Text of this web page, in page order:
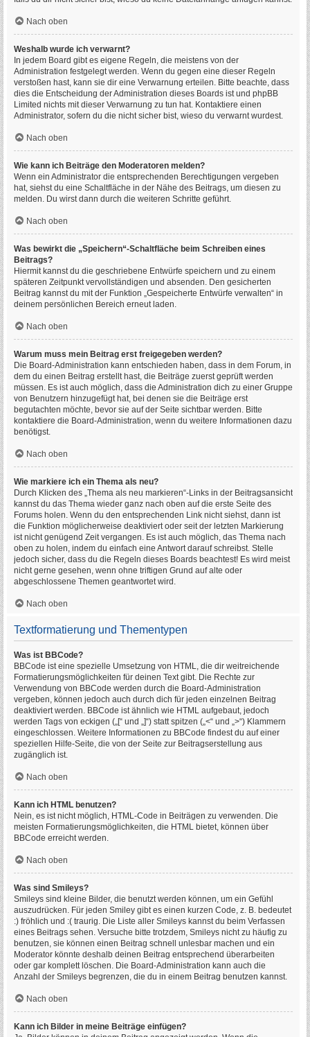
Nach oben
Weshalb wurde ich verwarnt?
In jedem Board gibt es eigene Regeln, die meistens von der
Administration festgelegt werden. Wenn du gegen eine dieser Regeln
verstoßen hast, kann sie dir eine Verwarnung erteilen. Bitte beachte, dass
dies die Entscheidung der Administration dieses Boards ist und phpBB
Limited nichts mit dieser Verwarnung zu tun hat. Kontaktiere einen
Administrator, sofern du die nicht sicher bist, wieso du verwarnt wurdest.
Nach oben
Wie kann ich Beiträge den Moderatoren melden?
Wenn ein Administrator die entsprechenden Berechtigungen vergeben
hat, siehst du eine Schaltfläche in der Nähe des Beitrags, um diesen zu
melden. Du wirst dann durch die weiteren Schritte geführt.
Nach oben
Was bewirkt die „Speichern“-Schaltfläche beim Schreiben eines
Beitrags?
Hiermit kannst du die geschriebene Entwürfe speichern und zu einem
späteren Zeitpunkt vervollständigen und absenden. Den gesicherten
Beitrag kannst du mit der Funktion „Gespeicherte Entwürfe verwalten“ in
deinem persönlichen Bereich erneut laden.
Nach oben
Warum muss mein Beitrag erst freigegeben werden?
Die Board-Administration kann entschieden haben, dass in dem Forum, in
dem du einen Beitrag erstellt hast, die Beiträge zuerst geprüft werden
müssen. Es ist auch möglich, dass die Administration dich zu einer Gruppe
von Benutzern hinzugefügt hat, bei denen sie die Beiträge erst
begutachten möchte, bevor sie auf der Seite sichtbar werden. Bitte
kontaktiere die Board-Administration, wenn du weitere Informationen dazu
benötigst.
Nach oben
Wie markiere ich ein Thema als neu?
Durch Klicken des „Thema als neu markieren“-Links in der Beitragsansicht
kannst du das Thema wieder ganz nach oben auf die erste Seite des
Forums holen. Wenn du den entsprechenden Link nicht siehst, dann ist
die Funktion möglicherweise deaktiviert oder seit der letzten Markierung
ist nicht genügend Zeit vergangen. Es ist auch möglich, das Thema nach
oben zu holen, indem du einfach eine Antwort darauf schreibst. Stelle
jedoch sicher, dass du die Regeln dieses Boards beachtest! Es wird meist
nicht gerne gesehen, wenn ohne triftigen Grund auf alte oder
abgeschlossene Themen geantwortet wird.
Nach oben
Textformatierung und Thementypen
Was ist BBCode?
BBCode ist eine spezielle Umsetzung von HTML, die dir weitreichende
Formatierungsmöglichkeiten für deinen Text gibt. Die Rechte zur
Verwendung von BBCode werden durch die Board-Administration
vergeben, können jedoch auch durch dich für jeden einzelnen Beitrag
deaktiviert werden. BBCode ist ähnlich wie HTML aufgebaut, jedoch
werden Tags von eckigen („[“ und „]“) statt spitzen („<“ und „>“) Klammern
eingeschlossen. Weitere Informationen zu BBCode findest du auf einer
speziellen Hilfe-Seite, die von der Seite zur Beitragserstellung aus
zugänglich ist.
Nach oben
Kann ich HTML benutzen?
Nein, es ist nicht möglich, HTML-Code in Beiträgen zu verwenden. Die
meisten Formatierungsmöglichkeiten, die HTML bietet, können über
BBCode erreicht werden.
Nach oben
Was sind Smileys?
Smileys sind kleine Bilder, die benutzt werden können, um ein Gefühl
auszudrücken. Für jeden Smiley gibt es einen kurzen Code, z. B. bedeutet
:) fröhlich und :( traurig. Die Liste aller Smileys kannst du beim Verfassen
eines Beitrags sehen. Versuche bitte trotzdem, Smileys nicht zu häufig zu
benutzen, sie können einen Beitrag schnell unlesbar machen und ein
Moderator könnte deshalb deinen Beitrag entsprechend überarbeiten
oder gar komplett löschen. Die Board-Administration kann auch die
Anzahl der Smileys begrenzen, die du in einem Beitrag benutzen kannst.
Nach oben
Kann ich Bilder in meine Beiträge einfügen?